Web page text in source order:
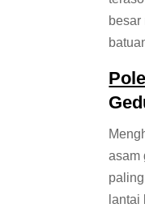
besar
asam